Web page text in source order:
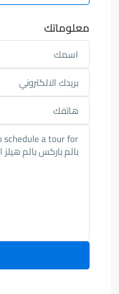
معلوماتك